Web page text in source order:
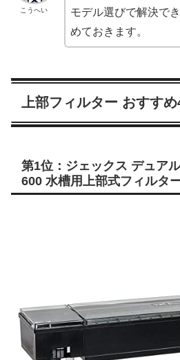
こうへい
モデル選びで解決で
めておきます。
上部フィルター おすすめ
第1位：ジェックス デュア
600 水槽用上部式フィルタ